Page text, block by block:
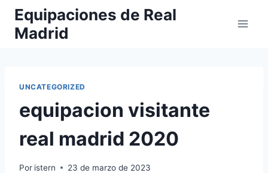
Saltar
contenido
Equipaciones de Real
Madrid
UNCATEGORIZED
equipacion visitante
real madrid 2020
Por istern 23 de marzo de 2023